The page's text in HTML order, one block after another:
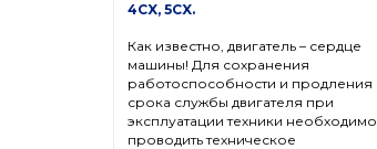
4CX, 5CX.
Как известно, двигатель – сердце
машины! Для сохранения
работоспособности и продления
срока службы двигателя при
эксплуатации техники необходимо
проводить техническое